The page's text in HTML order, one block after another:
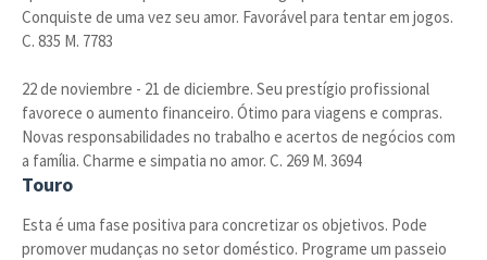
Conquiste de uma vez seu amor. Favorável para tentar em jogos.
C. 835 M. 7783
22 de noviembre - 21 de diciembre. Seu prestígio profissional
favorece o aumento financeiro. Ótimo para viagens e compras.
Novas responsabilidades no trabalho e acertos de negócios com
a família. Charme e simpatia no amor. C. 269 M. 3694
Touro
Esta é uma fase positiva para concretizar os objetivos. Pode
promover mudanças no setor doméstico. Programe um passeio